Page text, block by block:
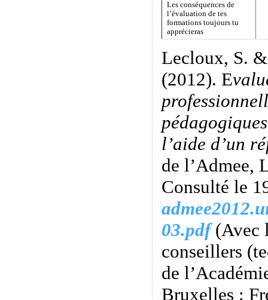
Les conséquences de
l’évaluation de tes
formations toujours tu
apprécieras
Lecloux, S.
(2012). E
l’aide d’un
de l’Admee,
Consulté le
03.pdf(Avec
conseillers
de
Bruxelles :